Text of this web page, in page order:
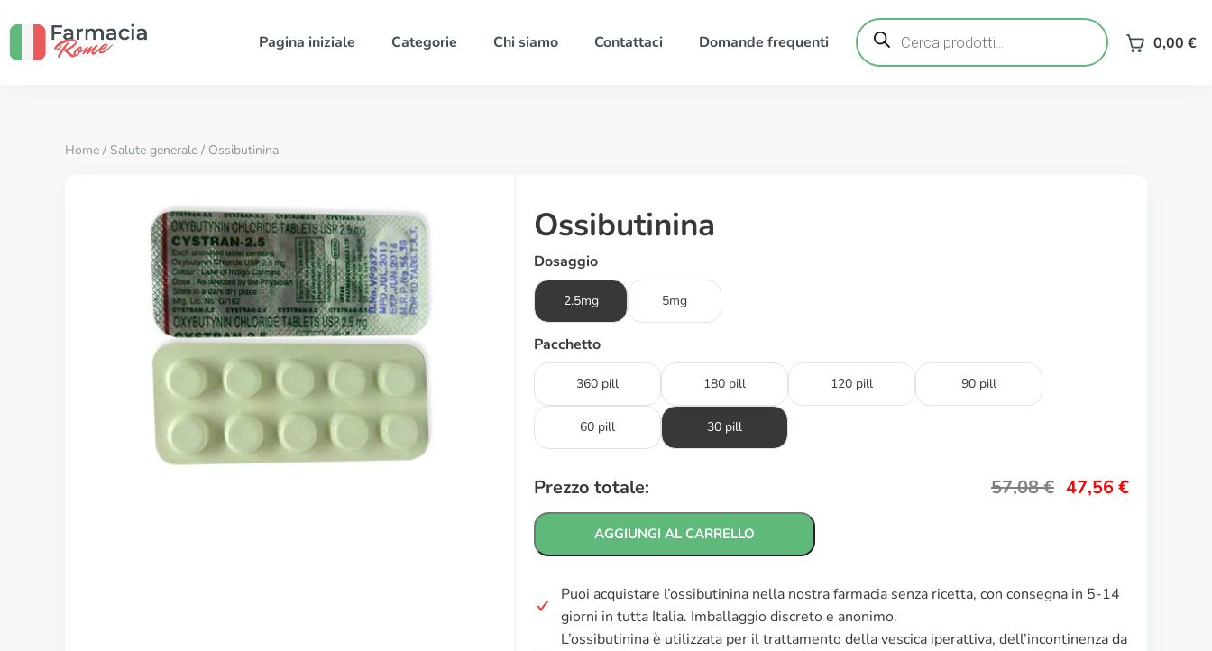
Pagina iniziale Categorie Chi siamo Contattaci Domande frequenti
Ricerca
prodotti 0,00 €
Home / Salute generale / Ossibutinina
Ossibutinina
Dosaggio
2.5mg 5mg
Pacchetto
360 pill 180 pill 120 pill 90 pill
60 pill 30 pill
Prezzo totale: 57,08€ 47,56€
AGGIUNGI AL CARRELLO
Puoi acquistare l’ossibutinina nella nostra farmacia senza ricetta, con consegna in 5-14
giorni in tutta Italia. Imballaggio discreto e anonimo.
L’ossibutinina è utilizzata per il trattamento della vescica iperattiva, dell’incontinenza da